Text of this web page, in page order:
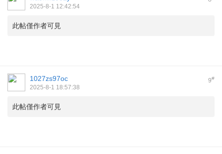
2025-8-1 12:42:54
此帖僅作者可見
9#
1027zs97oc
2025-8-1 18:57:38
此帖僅作者可見